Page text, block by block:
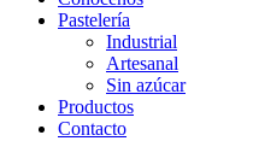
Pastelería
Industrial
Artesanal
Sin azúcar
Productos
Contacto